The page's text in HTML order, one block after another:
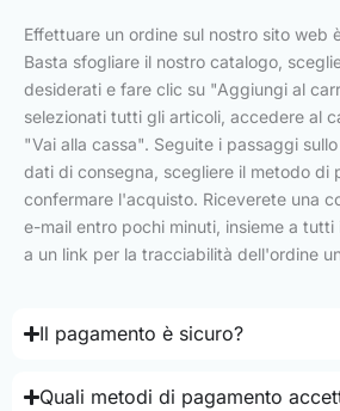
Effettuare un ordine sul nostro sito web
Basta sfogliare il nostro catalogo,
desiderati e fare clic su "Aggiungi al
selezionati tutti gli articoli, accedere al
"Vai alla cassa". Seguite i passaggi
dati di consegna, scegliere il metodo di
confermare l'acquisto. Riceverete una
e-mail entro pochi minuti, insieme a
a un link per la tracciabilità dell'ordine
Il pagamento è sicuro?
Quali metodi di pagamento